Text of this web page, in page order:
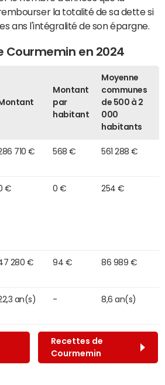
la totalité de sa dette si
ans l'intégralité de son épargne.
Courmemin en 2024
Montant
par
habitant
Moyenne
communes
de 500 à 2
000
habitants
710 € 568 € 561 288 €
€ 0 € 254 €
280 € 94 € 86 989 €
an(s) - 8,6 an(s)
Recettes de
Courmemin